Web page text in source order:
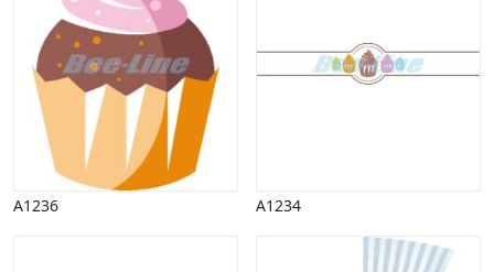
Nytår
Påske
Penge, finans
Piktogrammer
Pinse
Politik, arbejdsmarked
Restauration, hotel
Scenarier
A1236 A1234